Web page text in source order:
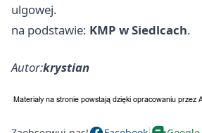
ulgowej.
na podstawie: KMP w Siedlcach.
Autor:krystian